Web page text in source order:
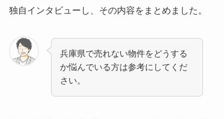
独自インタビューし、その内容をまとめました。
兵庫県で売れない物件をどうする
か悩んでいる方は参考にしてくだ
さい。